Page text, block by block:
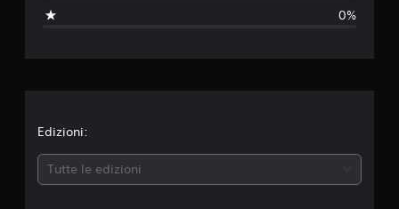
0%
Edizioni:
Tutte le edizioni